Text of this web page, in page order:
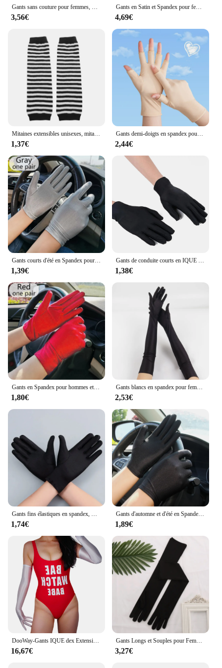
Gants sans couture pour femmes, manches de manchette, collants élastiques, mitaines longues transparentes, coude complet, nylon, soirée de mariage, 1 paire
3,56€
Gants en Satin et Spandex pour femmes, tenue courte et fine, avec nœud en dentelle perlée, protection UV, pour cyclisme et conduite, K69
4,69€
Mitaines extensibles unisexes, mitaines sans doigts, mitaines au crochet, mitaines demi-doigts, gants longs, savoir chaud
1,37€
Gants demi-doigts en spandex pour femmes, moufles fines et respirantes, document solide commandé, anti-UV, conduite, cyclisme
2,44€
1,39€ 1,38€
1,80€
Gants blancs en spandex pour femmes, longs coudes de 52cm, protection contre les UV, costume de cosplay de mariage, soirée d'opéra, 1 pièce
2,53€
1,74€
Gants d'automne et d'été en Spandex pour hommes et femmes, protection solaire, gants de conduite, noirs, blancs, fins, extensibles, danse serrée, bijoux blancs, nouvelle collection
1,89€
16,67€
Gants Longs et Souples pour Femme, 1 Paire, Longueur Courte mn, Accessoires de ixCosplay, Patients de Mariage
3,27€